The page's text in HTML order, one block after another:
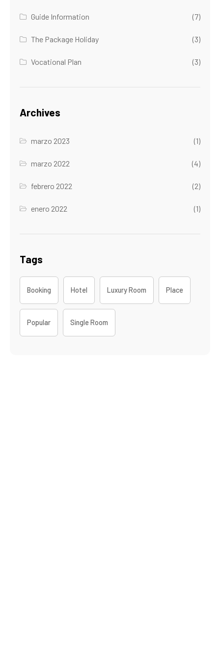
Guide Information (7)
The Package Holiday (3)
Vocational Plan (3)
Archives
marzo 2023 (1)
marzo 2022 (4)
febrero 2022 (2)
enero 2022 (1)
Tags
Booking Hotel Luxury Room Place
Popular Single Room